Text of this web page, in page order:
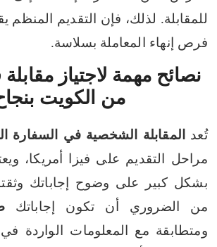
للمقابلة. لذلك، فإن التقديم المنظم
فرص إنهاء المعاملة بسلاسة.
نصائح مهمة لاجتياز مقابلة
من الكويت
تُعد المقابلة الشخصية في السفارة
مراحل التقديم على فيزا أمريكا،
بشكل كبير على وضوح إجاباتك
من الضروري أن تكون إجاباتك
ومتطابقة مع المعلومات الواردة